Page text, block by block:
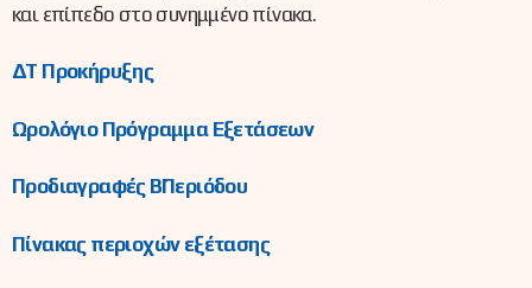
και επίπεδο στο συνημμένο πίνακα.
ΔΤ Προκήρυξης
Ωρολόγιο Πρόγραμμα Εξετάσεων
Προδιαγραφές Β΄Περιόδου
Πίνακας περιοχών εξέτασης